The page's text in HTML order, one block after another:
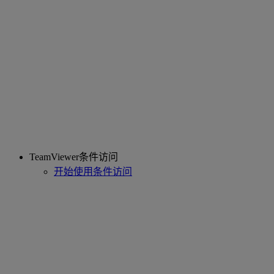
TeamViewer条件访问
开始使用条件访问